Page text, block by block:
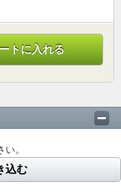
トに入れる
。
込む